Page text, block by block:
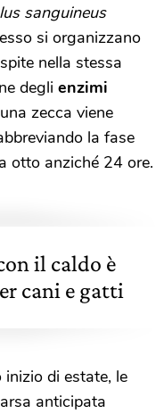
sanguineus
si organizzano
nella stessa
degli enzimi
zecca viene
la fase
otto anziché 24 ore.
il caldo è
cani e gatti
di estate, le
anticipata